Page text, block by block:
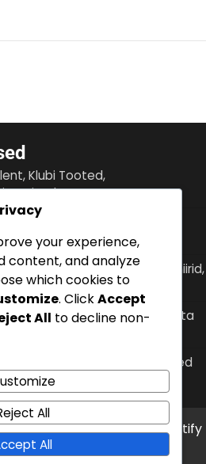
Klubi Tooted,
päevad, Perekonna toetus,
väravad, Suured turniirid,
pärand, 1998. aasta
meeskonna juhtimine
League’i edu, rahvusvahelised
Theme: News Bite ByArtify
your experience,
content, and analyze
which cookies to
. ClickAccept
All to decline non-
All
All